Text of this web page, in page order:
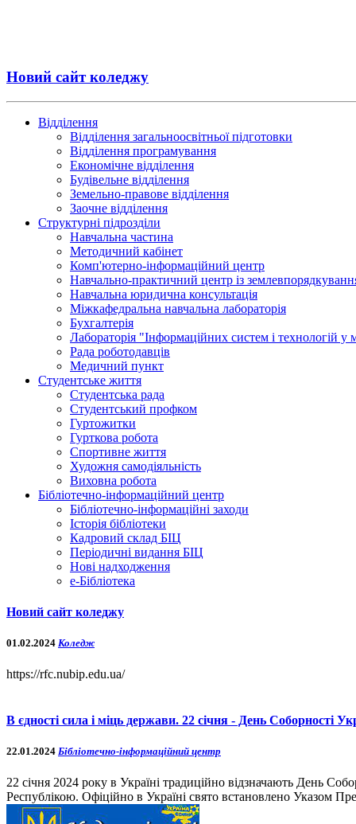
Новий сайт коледжу
Відділення
Відділення загальноосвітньої підготовки
Відділення програмування
Економічне відділення
Будівельне відділення
Земельно-правове відділення
Заочне відділення
Структурні підрозділи
Навчальна частина
Методичний кабінет
Комп'ютерно-інформаційний центр
Навчально-практичний центр із
Навчальна юридична консультація
Міжкафедральна навчальна лабораторія
Бухгалтерія
Лабораторія "Інформаційних систем і технологій у
Рада роботодавців
Медичний пункт
Студентське життя
Студентська рада
Студентський профком
Гуртожитки
Гурткова робота
Спортивне життя
Художня самодіяльність
Виховна робота
Бібліотечно-інформаційний центр
Бібліотечно-інформаційні заходи
Історія бібліотеки
Кадровий склад БІЦ
Періодичні видання БІЦ
Нові надходження
е-Бібліотека
Новий сайт коледжу
01.02.2024 Коледж
https://rfc.nubip.edu.ua/
В єдності сила і міць держави. 22 січня - День Соборності
22.01.2024 Бібліотечно-інформаційний центр
22 січня 2024 року в Україні традиційно відзначають День
Республікою. Офіційно в Україні свято встановлено Указом